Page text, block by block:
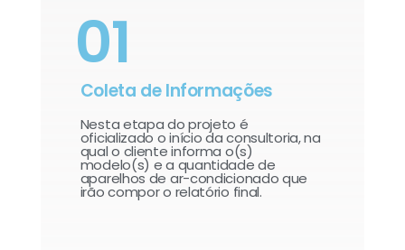
01
Coleta de Informações
Nesta etapa do projeto é
oficializado o início da consultoria, na
qual o cliente informa o(s)
modelo(s) e a quantidade de
aparelhos de ar-condicionado que
irão compor o relatório final.​